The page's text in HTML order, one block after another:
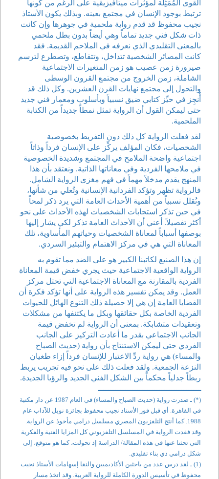
القوى المُمَثِلة لمؤثرات ميتافيزيقية على الرغم من كونها
ترتبط بوجود الإنسان في مجتمع بعينه. وبذلك يكون الأستاذ
نجيب محفوظ قد قدم رواية ملحمية في جوهرها وإن كانت
ذات شكل فني جديد تماماً وهي أيضاً بدون بطل ملحمي
بالمعنى التقليدي الذي نعرفه في الملاحم القديمة. فقد
كانت المصائر الشخصية تتداخل، وتتقاطع، وتصطرع لترسم
صيرورة زمن عصيب هو زمن المتغيرات الاجتماعية
الشاملة، زمن الخروج من مجتمع القرون الوسطى
والتحول إلى مجتمع نهايات القرن العشرين. وكل ذلك قد
أُنجِز في حيِّز كتابي ضيق نسبياً وبأسلوب ومعمار فني جديد
حتى ليمكن القول أن الرواية تمثل نمطاً جديداً من الكتابة
الملحمية.
لقد فعلت الرواية كل ذلك دون التفريط بخصوصية
الشخصيات، فكان المؤلف يركِّز على الإنسان فرداً وذاتاً
اجتماعية واضحة الملامح في المجتمع وشديدة الخصوصية
في ملامحها الفردية وفي معاناتها الذاتية. ونعتقد بأن هذا
المنهج يقدم مدخلاً مهماً في فهم مغزى الرواية الشامل.
فالرواية تظهر وتؤكد الفردانية الإنسانية وتُعلي من شأنها،
وتُقلل نسبياً من أهمية الأحداث العامة التي يرد ذكر لمحاً
في حين تذكر استجابات الشخصيات لهذه الأحداث على نحو
أكثر تفصيلاً. أعني أن الأحداث العامة تذكر لكي يشار إليها
بوصفها أسباباً لمعاناة الشخصيات وحياتهم المأساوية، تلك
المعاناة التي هي في مركز الاهتمام والتبئير السردي.
إن هذا الصنيع لكاتبنا الكبير هو على الضد مما تقوم به
الرواية الواقعية الاجتماعية حيث يجري خفض قيمة المعاناة
الفردية بالمقارنة مع المعاناة الاجتماعية التي تحتل مركز
العمل. وقد يمكن تفسير هذه الرواية على أنها تؤكد فكرة أن
القضايا العامة إن هي إلا حصيلة ذلك التنوع الهائل للحيوات
الفردية الخاصة بكل حقائقها وبكل ما يكتنفها من مشكلات
وتعقيدات متشابكة. بمعنى أن الرواية لم تخفض قيمة
الجانب الاجتماعي بقدر ما أعادت التركيز على الجانب
الفردي حتى ليمكن الاستنتاج بأن رواية (حديث الصباح
والمساء) هي رواية ردِّ الاعتبار للإنسان فرداً إزاء طغيان
النزعة الجمعية. ولقد فعلت ذلك على نحو فيه تجريب يربط
ربطاً جدلياً محكماً بين الشكل الفني الجديد والرؤيا الجديدة.
ــــــــــــــــــــــــــــــــــــــــــ
(*) ـ صدرت رواية (حديث الصباح والمساء) في العام 1987 عن دار مكتبة
في القاهرة. أي قبل فوز الأستاذ نجيب محفوظ بجائزة نوبل للآداب عام
1988. كما أنتج التلفزيون المصري مسلسل درامي مأخوذ عن الرواية.
وقد فقدت الرواية في المسلسل التلفزيوني كل المزايا الفنية والفكرية
التي تحثنا عنها في هذه المقالة/ الدراسة إذ تحولت، كما هو متوقع، إلى
شكل درامي ذي بناء تقليدي.
(1) ـ لقد درس عدد من باحثين الأكاديميين والنقا إسهامات الأستاذ نجيب
محفوظ في تأسيس الدورة الكاملة للرواية العربية. وقد اتخذ مسار